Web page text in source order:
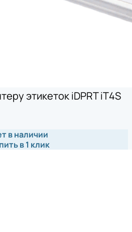
этикеток iDPRT iT4S
в наличии
в 1 клик